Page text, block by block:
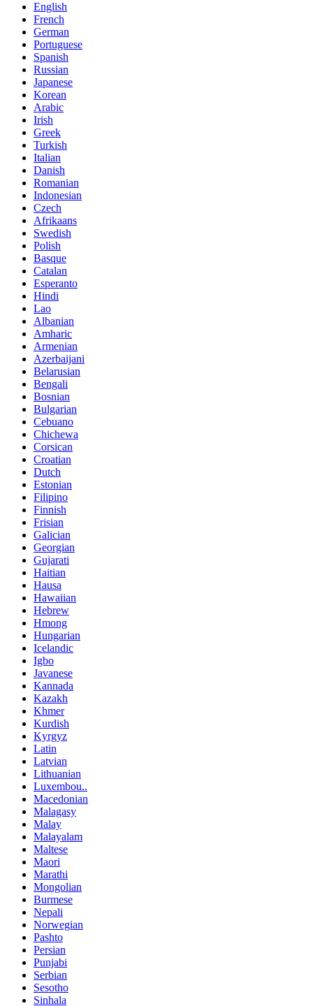
English
French
German
Portuguese
Spanish
Russian
Japanese
Korean
Arabic
Irish
Greek
Turkish
Italian
Danish
Romanian
Indonesian
Czech
Afrikaans
Swedish
Polish
Basque
Catalan
Esperanto
Hindi
Lao
Albanian
Amharic
Armenian
Azerbaijani
Belarusian
Bengali
Bosnian
Bulgarian
Cebuano
Chichewa
Corsican
Croatian
Dutch
Estonian
Filipino
Finnish
Frisian
Galician
Georgian
Gujarati
Haitian
Hausa
Hawaiian
Hebrew
Hmong
Hungarian
Icelandic
Igbo
Javanese
Kannada
Kazakh
Khmer
Kurdish
Kyrgyz
Latin
Latvian
Lithuanian
Luxembou..
Macedonian
Malagasy
Malay
Malayalam
Maltese
Maori
Marathi
Mongolian
Burmese
Nepali
Norwegian
Pashto
Persian
Punjabi
Serbian
Sesotho
Sinhala